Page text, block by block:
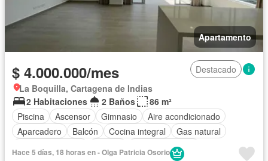
Apartamento
$ 4.000.000/mes
Destacado
La Boquilla, Cartagena de Indias
2 Habitaciones
2 Baños
86 m²
Piscina
Ascensor Gimnasio
Aire acondicionado
Aparcadero
Balcón Cocina integral
Gas natural
Tanque de agua
Hace 5 días, 18 horas en - Olga Patricia Osorio